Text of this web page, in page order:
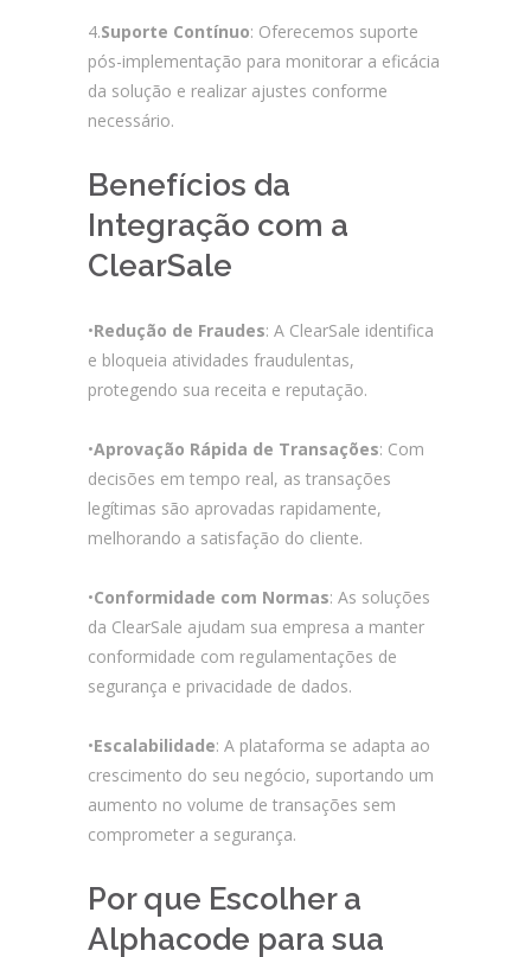
4.Suporte Contínuo: Oferecemos suporte
pós-implementação para monitorar a eficácia
da solução e realizar ajustes conforme
necessário.
Benefícios da
Integração com a
ClearSale
•Redução de Fraudes: A ClearSale identifica
e bloqueia atividades fraudulentas,
protegendo sua receita e reputação.
•Aprovação Rápida de Transações: Com
decisões em tempo real, as transações
legítimas são aprovadas rapidamente,
melhorando a satisfação do cliente.
•Conformidade com Normas: As soluções
da ClearSale ajudam sua empresa a manter
conformidade com regulamentações de
segurança e privacidade de dados.
•Escalabilidade: A plataforma se adapta ao
crescimento do seu negócio, suportando um
aumento no volume de transações sem
comprometer a segurança.
Por que Escolher a
Alphacode para sua